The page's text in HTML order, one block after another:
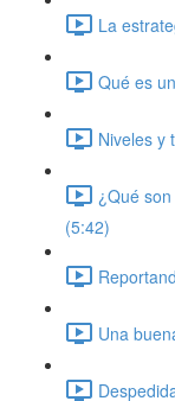
La
Qué es
Niveles y
¿Qué
(5:42)
Una